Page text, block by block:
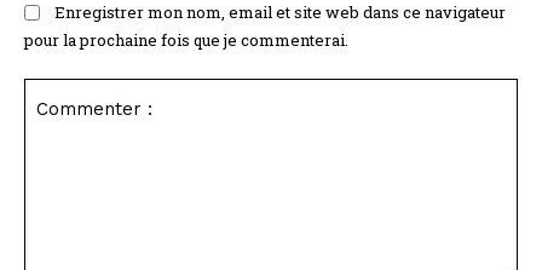
Enregistrer mon nom, email et site web dans ce navigateur
pour la prochaine fois que je commenterai.